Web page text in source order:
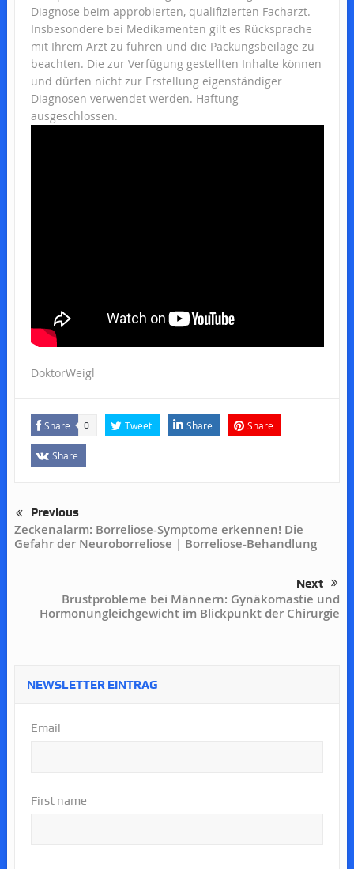
Diagnose beim approbierten, qualifizierten Facharzt.
Insbesondere bei Medikamenten gilt es Rücksprache
mit Ihrem Arzt zu führen und die Packungsbeilage zu
beachten. Die zur Verfügung gestellten Inhalte können
und dürfen nicht zur Erstellung eigenständiger
Diagnosen verwendet werden. Haftung
ausgeschlossen.
DoktorWeigl
Share 0 Tweet Share Share
Share
Previous
Zeckenalarm: Borreliose-Symptome erkennen! Die
Gefahr der Neuroborreliose | Borreliose-Behandlung
Next
Brustprobleme bei Männern: Gynäkomastie und
Hormonungleichgewicht im Blickpunkt der Chirurgie
NEWSLETTER EINTRAG
Email
First name